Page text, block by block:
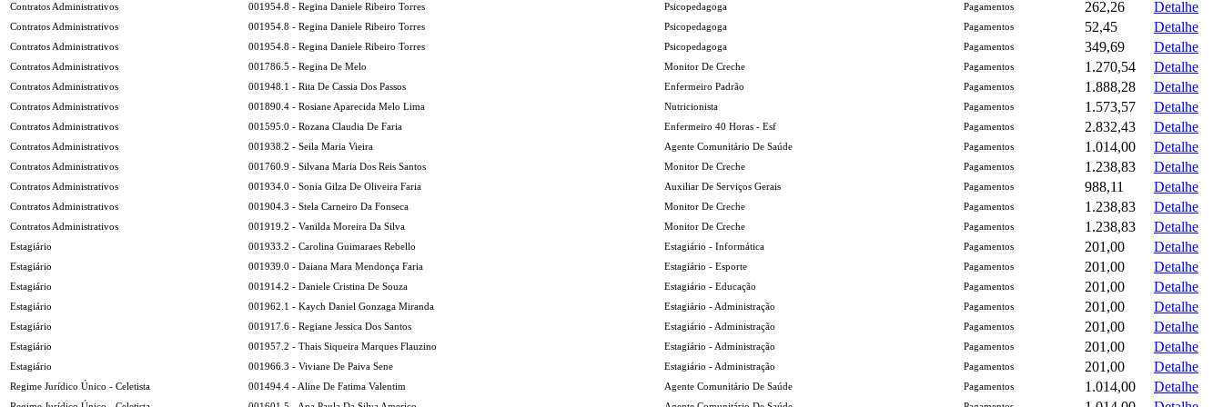
Contratos Administrativos 001954.8 - Regina Daniele Ribeiro Torres Psicopedagoga Pagamentos 262,26 Detalhe
Contratos Administrativos 001954.8 - Regina Daniele Ribeiro Torres Psicopedagoga Pagamentos 52,45 Detalhe
Contratos Administrativos 001954.8 - Regina Daniele Ribeiro Torres Psicopedagoga Pagamentos 349,69 Detalhe
Contratos Administrativos 001786.5 - Regina De Melo Monitor De Creche Pagamentos 1.270,54 Detalhe
Contratos Administrativos 001948.1 - Rita De Cassia Dos Passos Enfermeiro Padrão Pagamentos 1.888,28 Detalhe
Contratos Administrativos 001890.4 - Rosiane Aparecida Melo Lima Nutricionista Pagamentos 1.573,57 Detalhe
Contratos Administrativos 001595.0 - Rozana Claudia De Faria Enfermeiro 40 Horas - Esf Pagamentos 2.832,43 Detalhe
Contratos Administrativos 001938.2 - Seila Maria Vieira Agente Comunitário De Saúde Pagamentos 1.014,00 Detalhe
Contratos Administrativos 001760.9 - Silvana Maria Dos Reis Santos Monitor De Creche Pagamentos 1.238,83 Detalhe
Contratos Administrativos 001934.0 - Sonia Gilza De Oliveira Faria Auxiliar De Serviços Gerais Pagamentos 988,11 Detalhe
Contratos Administrativos 001904.3 - Stela Carneiro Da Fonseca Monitor De Creche Pagamentos 1.238,83 Detalhe
Contratos Administrativos 001919.2 - Vanilda Moreira Da Silva Monitor De Creche Pagamentos 1.238,83 Detalhe
Estagiário 001933.2 - Carolina Guimaraes Rebello Estagiário - Informática Pagamentos 201,00 Detalhe
Estagiário 001939.0 - Daiana Mara Mendonça Faria Estagiário - Esporte Pagamentos 201,00 Detalhe
Estagiário 001914.2 - Daniele Cristina De Souza Estagiário - Educação Pagamentos 201,00 Detalhe
Estagiário 001962.1 - Kaych Daniel Gonzaga Miranda Estagiário - Administração Pagamentos 201,00 Detalhe
Estagiário 001917.6 - Regiane Jessica Dos Santos Estagiário - Administração Pagamentos 201,00 Detalhe
Estagiário 001957.2 - Thais Siqueira Marques Flauzino Estagiário - Administração Pagamentos 201,00 Detalhe
Estagiário 001966.3 - Viviane De Paiva Sene Estagiário - Administração Pagamentos 201,00 Detalhe
Regime Jurídico Único - Celetista 001494.4 - Aline De Fatima Valentim Agente Comunitário De Saúde Pagamentos 1.014,00 Detalhe